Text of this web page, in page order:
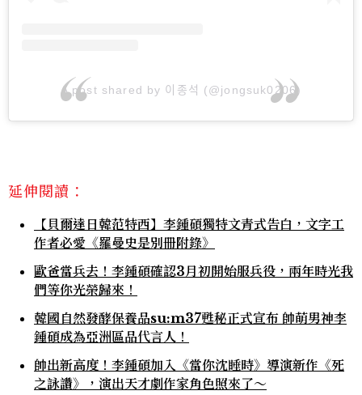
A post shared by 이종석 (@jongsuk0206)
延伸閱讀：
【貝爾達日韓范特西】李鍾碩獨特文青式告白，文字工
作者必愛《羅曼史是別冊附錄》
歐爸當兵去！李鍾碩確認3月初開始服兵役，兩年時光我
們等你光榮歸來！
韓國自然發酵保養品su:m37甦秘正式宣布 帥萌男神李
鍾碩成為亞洲區品代言人！
帥出新高度！李鍾碩加入《當你沈睡時》導演新作《死
之詠讚》，演出天才劇作家角色照來了～